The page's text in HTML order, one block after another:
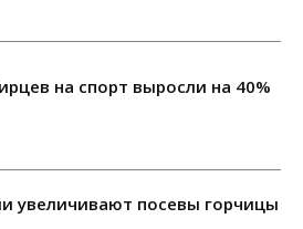
на спорт выросли на 40%
увеличивают посевы горчицы